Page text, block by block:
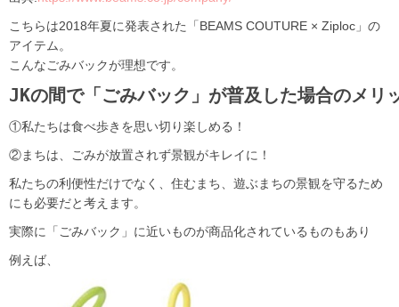
こちらは2018年夏に発表された「BEAMS COUTURE × Ziploc」の
アイテム。
こんなごみバックが理想です。
JKの間で「ごみバック」が普及した場合のメリ
①私たちは食べ歩きを思い切り楽しめる！
②まちは、ごみが放置されず景観がキレイに！
私たちの利便性だけでなく、住むまち、遊ぶまちの景観を守るため
にも必要だと考えます。
実際に「ごみバック」に近いものが商品化されているものもあり
例えば、